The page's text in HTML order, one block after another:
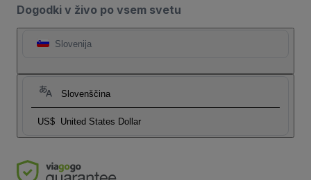
Dogodki v živo po vsem svetu
Slovenija
Slovenščina
US$ United States Dollar